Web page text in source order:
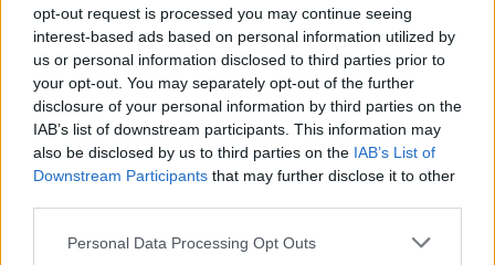
opt-out request is processed you may continue seeing
interest-based ads based on personal information utilized by
us or personal information disclosed to third parties prior to
your opt-out. You may separately opt-out of the further
disclosure of your personal information by third parties on the
IAB’s list of downstream participants. This information may
also be disclosed by us to third parties on the IAB’s List of
Downstream Participants that may further disclose it to other
Personal Data Processing Opt Outs